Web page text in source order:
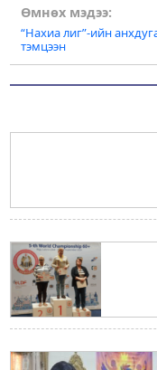
Post
navigation
Өмнөх мэдээ:
“Нахиа лиг”-ийн
тэмцээн